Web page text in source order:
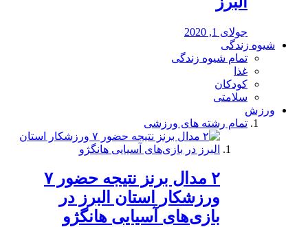
جولای 1, 2020
شیوه زندگی
تمام شیوه زندگی
غذا
کودکان
سلامتی
ورزش
تمام رشته های ورزشی
۲ مدال برنز نتیجه حضور ۷
ورزشکار استان البرز در
بازی‌های آسیایی هانگژو